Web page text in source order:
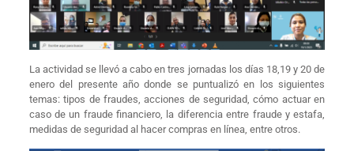
La actividad se llevó a cabo en tres jornadas los días 18,19 y 20 de
enero del presente año donde se puntualizó en los siguientes
temas: tipos de fraudes, acciones de seguridad, cómo actuar en
caso de un fraude financiero, la diferencia entre fraude y estafa,
medidas de seguridad al hacer compras en línea, entre otros.